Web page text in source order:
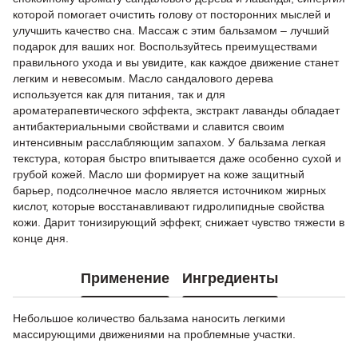
которой помогает очистить голову от посторонних мыслей и
улучшить качество сна. Массаж с этим бальзамом – лучший
подарок для ваших ног. Воспользуйтесь преимуществами
правильного ухода и вы увидите, как каждое движение станет
легким и невесомым. Масло сандалового дерева
используется как для питания, так и для
ароматерапевтического эффекта, экстракт лаванды обладает
антибактериальными свойствами и славится своим
интенсивным расслабляющим запахом. У бальзама легкая
текстура, которая быстро впитывается даже особенно сухой и
грубой кожей. Масло ши формирует на коже защитный
барьер, подсолнечное масло является источником жирных
кислот, которые восстанавливают гидролипидные свойства
кожи. Дарит тонизирующий эффект, снижает чувство тяжести в
конце дня.
Применение Ингредиенты
Небольшое количество бальзама наносить легкими
массирующими движениями на проблемные участки.